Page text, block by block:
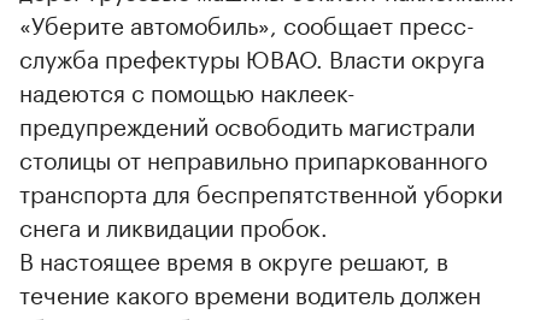
«Уберите автомобиль», сообщает пресс-
служба префектуры ЮВАО. Власти округа
надеются с помощью наклеек-
предупреждений освободить магистрали
столицы от неправильно припаркованного
транспорта для беспрепятственной уборки
снега и ликвидации пробок.
В настоящее время в округе решают, в
течение какого времени водитель должен